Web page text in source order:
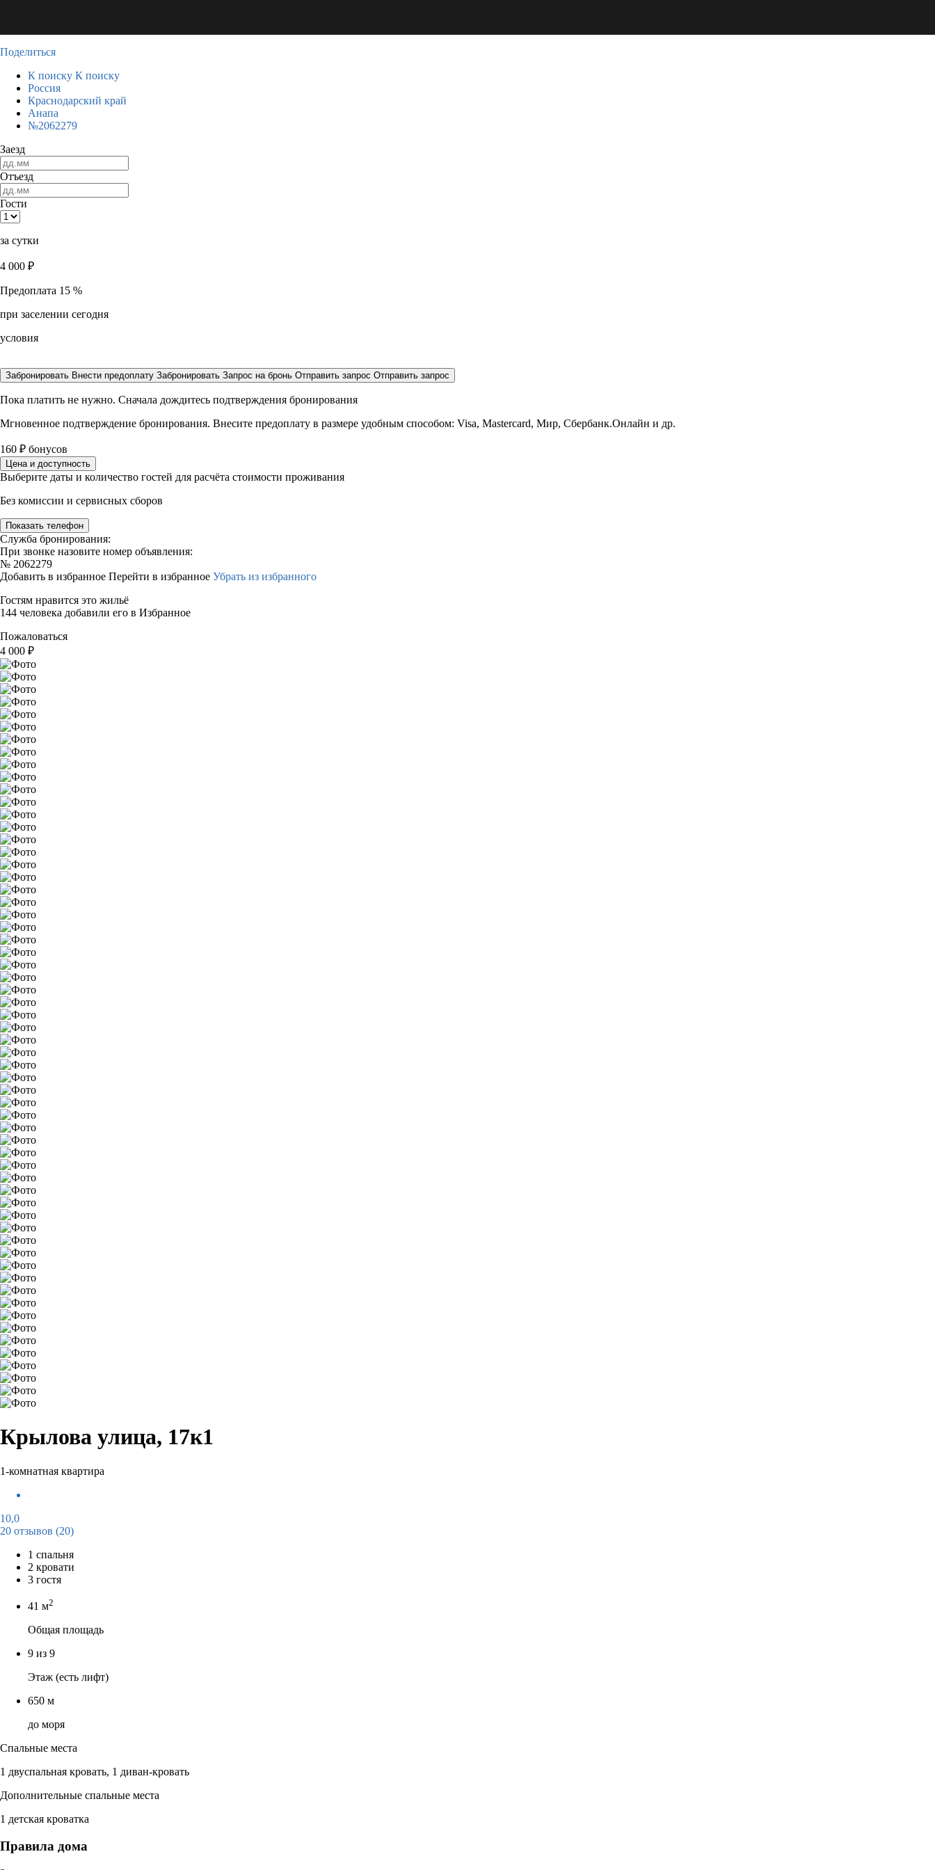
Поделиться
К поиску К поиску
Россия
Краснодарский край
Анапа
№2062279
Заезд
Отъезд
Гости
за сутки
4 000 ₽
Предоплата 15 %
при заселении сегодня
условия
Забронировать Внести предоплату Забронировать Запрос на бронь Отправить запрос Отправить запрос
Пока платить не нужно. Сначала дождитесь подтверждения бронирования
Мгновенное подтверждение бронирования. Внесите предоплату в размере удобным способом: Visa, Mastercard, Мир, Сбербанк.Онлайн и др.
160 ₽ бонусов
Цена и доступность
Выберите даты и количество гостей для расчёта стоимости проживания
Без комиссии и сервисных сборов
Показать телефон
Служба бронирования:
При звонке назовите номер объявления:
№ 2062279
Добавить в избранное Перейти в избранное Убрать из избранного
Гостям нравится это жильё
144 человека добавили его в Избранное
Пожаловаться
4 000 ₽
Крылова улица, 17к1
1-комнатная квартира
10,0
20 отзывов (20)
1 спальня
2 кровати
3 гостя
41 м2
Общая площадь
9 из 9
Этаж (есть лифт)
650 м
до моря
Спальные места
1 двуспальная кровать, 1 диван-кровать
Дополнительные спальные места
1 детская кроватка
Правила дома